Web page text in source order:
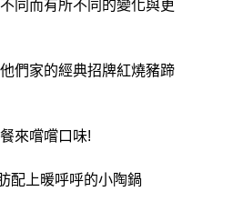
同而有所不同的變化與更
們家的經典招牌紅燒豬蹄
來嚐嚐口味!
配上暖呼呼的小陶鍋